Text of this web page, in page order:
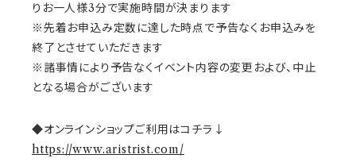
りお一人様3分で実施時間が決まります
※先着お申込み定数に達した時点で予告なくお申込みを
終了とさせていただきます
※諸事情により予告なくイベント内容の変更および、中止
となる場合がございます
◆オンラインショップご利用はコチラ↓
https://www.aristrist.com/